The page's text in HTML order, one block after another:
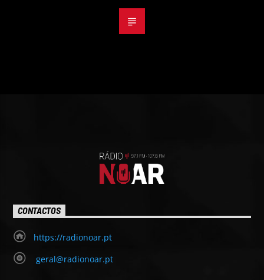
CONTACTOS
https://radionoar.pt
geral@radionoar.pt